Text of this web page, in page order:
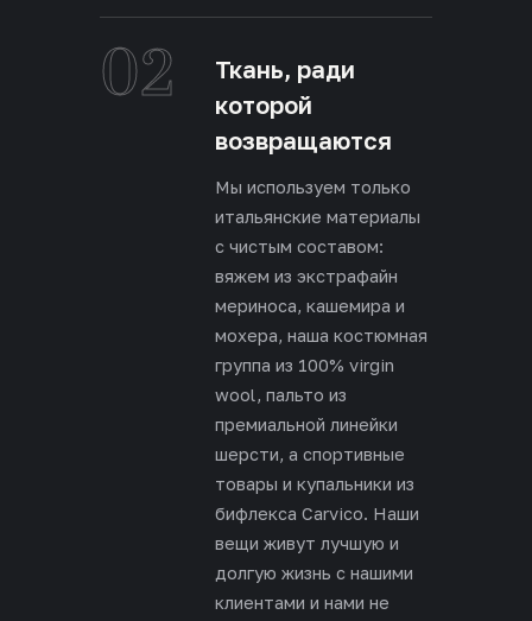
02
Ткань, ради
которой
возвращаются
Мы используем только
итальянские материалы
с чистым составом:
вяжем из экстрафайн
мериноса, кашемира и
мохера, наша костюмная
группа из 100% virgin
wool, пальто из
премиальной линейки
шерсти, а спортивные
товары и купальники из
бифлекса Carvico. Наши
вещи живут лучшую и
долгую жизнь с нашими
клиентами и нами не